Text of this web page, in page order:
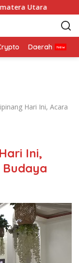
Utara
Daerah
Hari Ini, Acara
Ini,